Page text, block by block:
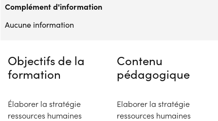
Complément d'information
Aucune information
Objectifs de la
formation
Élaborer la stratégie
ressources humaines
Contenu
pédagogique
Elaborer la stratégie
ressources humaines